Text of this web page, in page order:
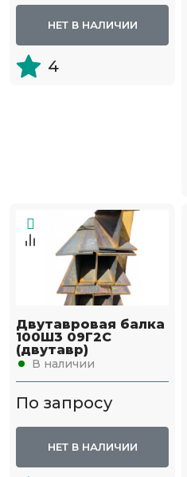
НЕТ В НАЛИЧИИ
4
Двутавровая балка
100Ш3 09Г2С
(двутавр)
В наличии
По запросу
НЕТ В НАЛИЧИИ